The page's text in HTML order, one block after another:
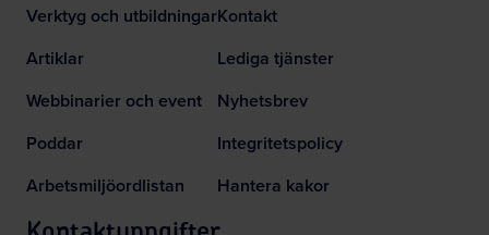
Verktyg och utbildningar
Artiklar
Webbinarier och event
Poddar
Arbetsmiljöordlistan
Kontakt
Lediga tjänster
Nyhetsbrev
Integritetspolicy
Hantera kakor